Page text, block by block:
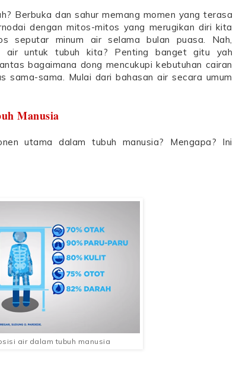
Berbuka dan sahur memang momen yang terasa
dengan mitos-mitos yang merugikan diri kita
seputar minum air selama bulan puasa. Nah,
air untuk tubuh kita? Penting banget gitu yah
bagaimana dong mencukupi kebutuhan cairan
sama-sama. Mulai dari bahasan air secara umum
Manusia
utama dalam tubuh manusia? Mengapa? Ini
air dalam tubuh manusia